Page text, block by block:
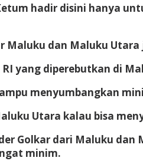
hadir disini hanya
Maluku dan Maluku
RI yang diperebutkan di
menyumbangkan
Utara kalau bisa
Golkar dari Maluku
minim.